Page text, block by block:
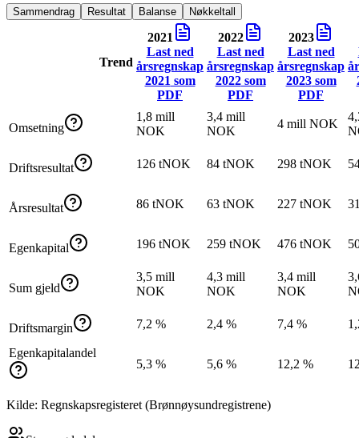
Sammendrag Resultat Balanse Nøkkeltall
Trend
2021
Last ned
årsregnskap
2021 som
PDF
2022
Last ned
årsregnskap
2022som
PDF
2023
Last ned
årsregnskap
2023som
PDF
Omsetning
1,8 mill
NOK
3,4 mill
NOK
4 mill NOK
Driftsresultat 126 tNOK 84 tNOK 298 tNOK
Årsresultat 86 tNOK 63 tNOK 227 tNOK
Egenkapital 196 tNOK 259 tNOK 476 tNOK
Sum gjeld
3,5 mill
NOK
4,3 mill
NOK
3,4 mill
NOK
Driftsmargin 7,2 % 2,4 % 7,4 %
Egenkapitalandel
5,3 %
5,6 % 12,2 %
Kilde: Regnskapsregisteret (Brønnøysundregistrene)